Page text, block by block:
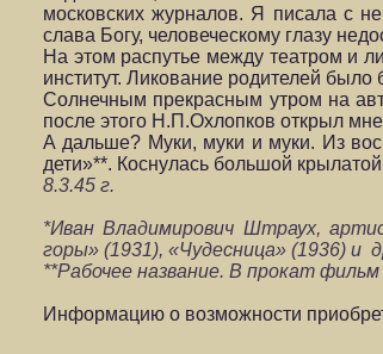
московских журналов. Я писала с
слава Богу, человеческому глазу
На этом распутье между театром и
институт. Ликование родителей
Солнечным прекрасным утром на
после этого Н.П.Охлопков открыл
А дальше? Муки, муки и муки. Из
дети»**. Коснулась большой
8.3.45 г.
*Иван Владимирович Штраух,
горы» (1931), «Чудесница» (1936) и
**Рабочее название. В прокат
Информацию о возможности